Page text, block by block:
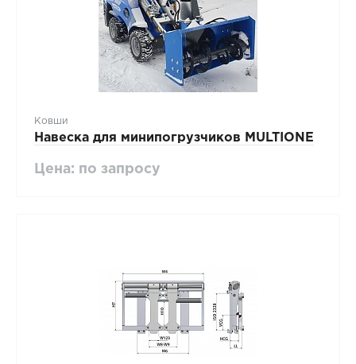
Ковши
Навеска для минипогрузчиков MULTIONE
Цена: по запросу